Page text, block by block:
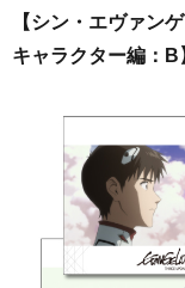
【シン・エヴァ
キャラクター編：B